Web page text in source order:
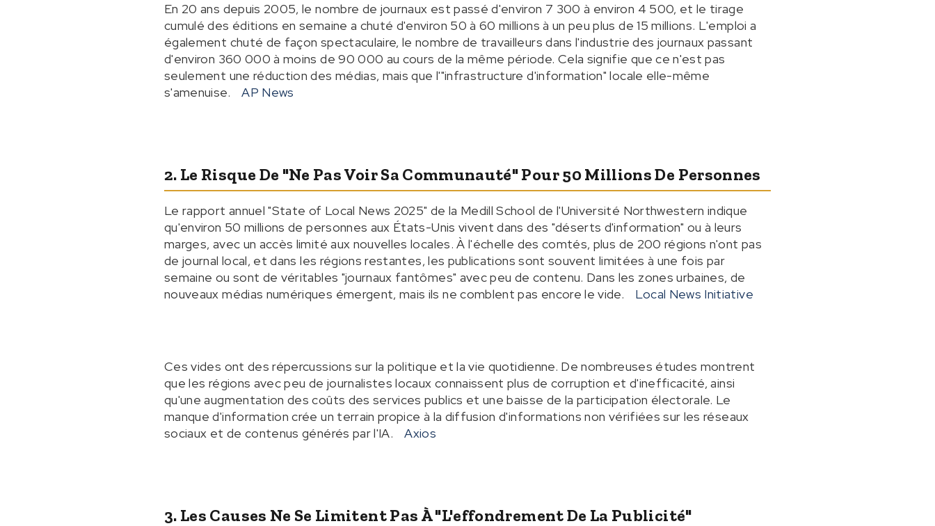
En 20 ans depuis 2005, le nombre de journaux est passé d'environ 7 300 à environ 4 500, et le tirage
cumulé des éditions en semaine a chuté d'environ 50 à 60 millions à un peu plus de 15 millions. L'emploi a
également chuté de façon spectaculaire, le nombre de travailleurs dans l'industrie des journaux passant
d'environ 360 000 à moins de 90 000 au cours de la même période. Cela signifie que ce n'est pas
seulement une réduction des médias, mais que l'"infrastructure d'information" locale elle-même
s'amenuise.
AP News
2. Le Risque De "ne Pas Voir Sa Communauté" Pour 50 Millions De Personnes
Le rapport annuel "State of Local News 2025" de la Medill School de l'Université Northwestern indique
qu'environ 50 millions de personnes aux États-Unis vivent dans des "déserts d'information" ou à leurs
marges, avec un accès limité aux nouvelles locales. À l'échelle des comtés, plus de 200 régions n'ont pas
de journal local, et dans les régions restantes, les publications sont souvent limitées à une fois par
semaine ou sont de véritables "journaux fantômes" avec peu de contenu. Dans les zones urbaines, de
nouveaux médias numériques émergent, mais ils ne comblent pas encore le vide.
Local News Initiative
Ces vides ont des répercussions sur la politique et la vie quotidienne. De nombreuses études montrent
que les régions avec peu de journalistes locaux connaissent plus de corruption et d'inefficacité, ainsi
qu'une augmentation des coûts des services publics et une baisse de la participation électorale. Le
manque d'information crée un terrain propice à la diffusion d'informations non vérifiées sur les réseaux
sociaux et de contenus générés par l'IA.
Axios
3. Les Causes Ne Se Limitent Pas À "l'effondrement De La Publicité"